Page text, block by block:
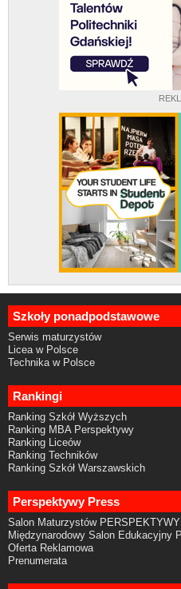
Szkoły ponadpodstawowe
Serwis maturzystów
Licea w Polsce
Technika w Polsce
Rankingi
Ranking Szkół Wyższych
Ranking MBA Perspektywy
Ranking Liceów
Ranking Techników
Ranking Szkół Warszawskich
Perspektywy Press
Salon Maturzystów PERSPEKTYWY
Międzynarodowy Salon Edukacyjny
Oferta Reklamowa
Prenumerata